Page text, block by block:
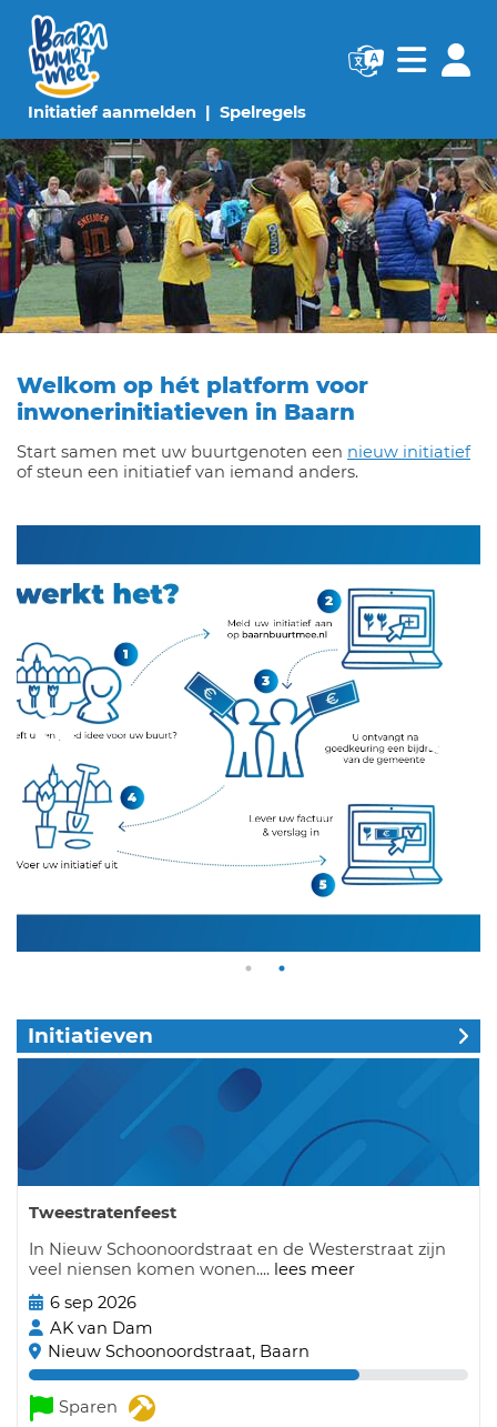
Initiatief aanmelden(huidige pagina)
Spelregels(huidige pagina)
Navigatie
Welkom op hét platform voor
inwonerinitiatieven in Baarn
Start samen met uw buurtgenoten een nieuw initiatief
of steun een initiatief van iemand anders.
Initiatieven
Tweestratenfeest
In Nieuw Schoonoordstraat en de Westerstraat zijn
veel niensen komen wonen.... lees meer
6 sep 2026
AK van Dam
Nieuw Schoonoordstraat, Baarn
Sparen